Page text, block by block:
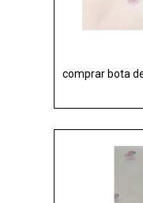
comprar bota